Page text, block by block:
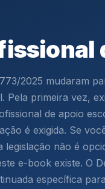
2025 mudaram
Pela primeira vez,
de apoio
é exigida. Se
não é
e-book existe. O
específica